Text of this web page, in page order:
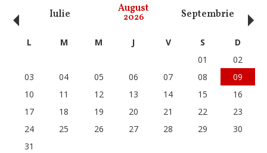
Iulie August
2026 Septembrie
‹ L M M J V S
D
01
02
03
04 05 06 07 08
09
10
11 12 13 14 15
16
17
18 19 20 21 22
23
24
25 26 27 28 29
30
31